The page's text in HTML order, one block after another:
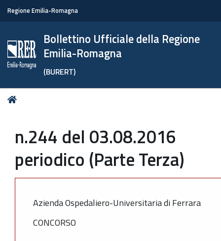
Regione Emilia-Romagna
Bollettino Ufficiale della Regione
Emilia-Romagna
(BURERT)
Tu
n.244 del 03.08.2016
periodico (Parte Terza)
Azienda Ospedaliero-Universitaria di Ferrara
CONCORSO